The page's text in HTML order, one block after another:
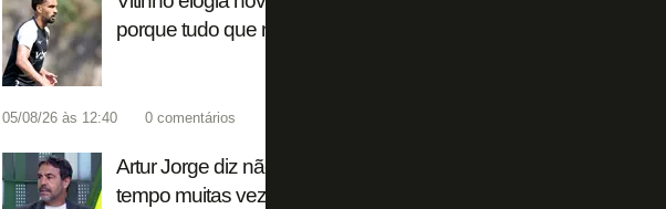
porque tudo que nos falam está acontecendo'
05/08/26 às 12:40 0 comentários
Artur Jorge diz não ter queixas de John Textor e fala sobre saída
tempo muitas vezes responde. Não tenho mágoa nenhuma’